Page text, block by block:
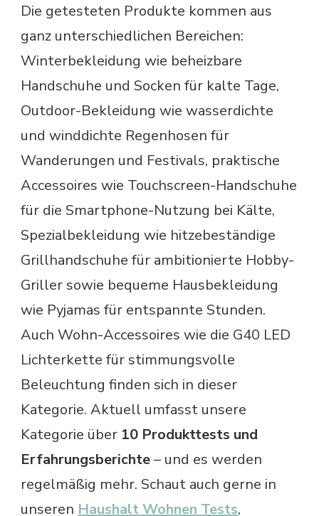
Die getesteten Produkte kommen aus
ganz unterschiedlichen Bereichen:
Winterbekleidung wie beheizbare
Handschuhe und Socken für kalte Tage,
Outdoor-Bekleidung wie wasserdichte
und winddichte Regenhosen für
Wanderungen und Festivals, praktische
Accessoires wie Touchscreen-Handschuhe
für die Smartphone-Nutzung bei Kälte,
Spezialbekleidung wie hitzebeständige
Grillhandschuhe für ambitionierte Hobby-
Griller sowie bequeme Hausbekleidung
wie Pyjamas für entspannte Stunden.
Auch Wohn-Accessoires wie die G40 LED
Lichterkette für stimmungsvolle
Beleuchtung finden sich in dieser
Kategorie. Aktuell umfasst unsere
Kategorie über 10 Produkttests und
Erfahrungsberichte– und es werden
regelmäßig mehr. Schaut auch gerne in
unseren Haushalt Wohnen Tests,